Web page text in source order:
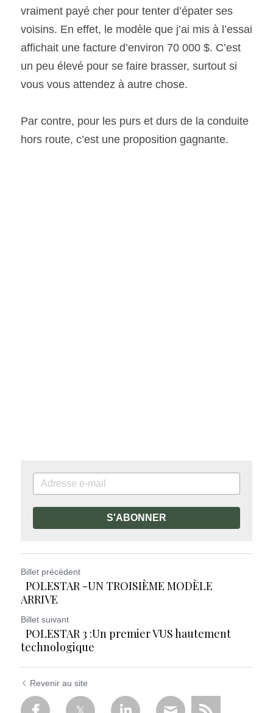
vraiment payé cher pour tenter d’épater ses
voisins. En effet, le modèle que j’ai mis à l’essai
affichait une facture d’environ 70 000 $. C’est
un peu élevé pour se faire brasser, surtout si
vous vous attendez à autre chose.
Par contre, pour les purs et durs de la conduite
hors route, c’est une proposition gagnante.
S'ABONNER
Billet précédent
POLESTAR -UN TROISIÈME MODÈLE
ARRIVE
Billet suivant
POLESTAR 3 :Un premier VUS hautement
technologique
Revenir au site